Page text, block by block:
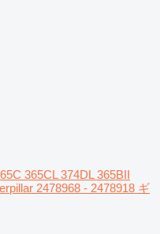
365CL 374DL 365BII
2478968 - 2478918 ギ